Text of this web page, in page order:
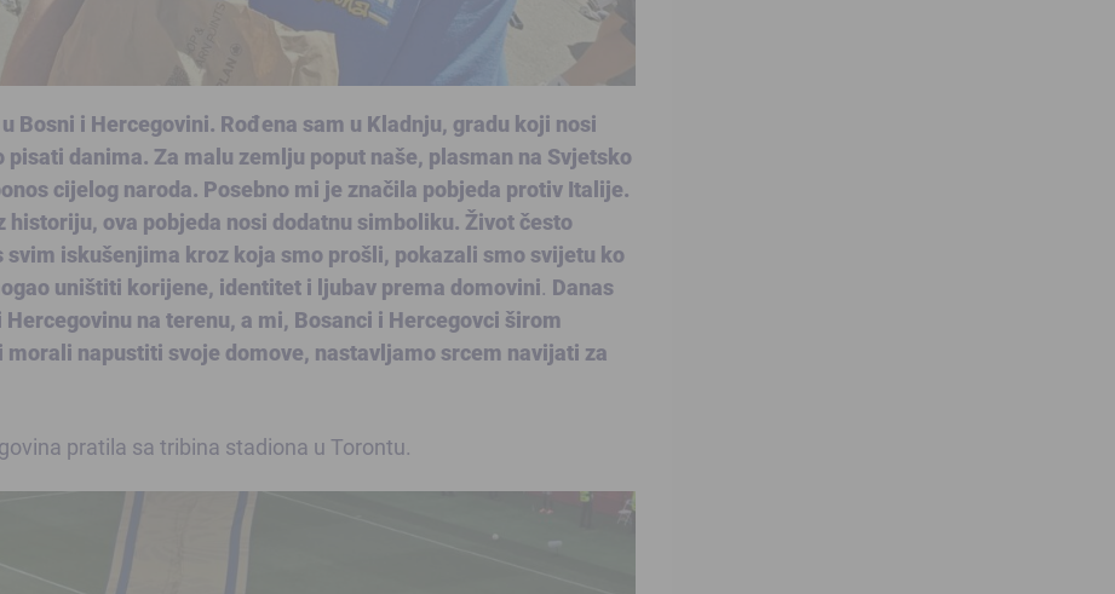
Bosni i Hercegovini. Rođena sam u Kladnju, gradu koji nosi
danima. Za malu zemlju poput naše, plasman na Svjetsko
cijelog naroda. Posebno mi je značila pobjeda protiv Italije.
historiju, ova pobjeda nosi dodatnu simboliku. Život često
svim iskušenjima kroz koja smo prošli, pokazali smo svijetu ko
uništiti korijene, identitet i ljubav prema domovini. Danas
na terenu, a mi, Bosanci i Hercegovci širom
napustiti svoje domove, nastavljamo srcem navijati za
pratila sa tribina stadiona u Torontu.